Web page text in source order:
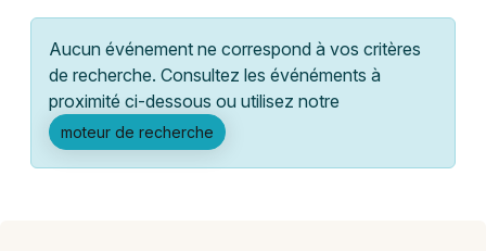
Grands événements
Activité & Expérience
Manifestations
Foires & salons
Lille
Lyon
Marseille
Mulhouse
Aucun événement ne correspond à vos critères
de recherche. Consultez les événéments à
proximité ci-dessous ou utilisez notre
moteur de recherche
Aujourd'hui
Demain Ce week-end Autre